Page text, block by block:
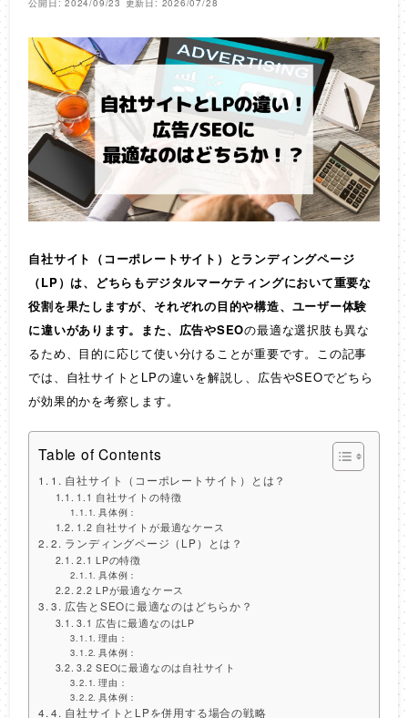
公開日: 2024/09/23 更新日: 2026/07/28
自社サイト（コーポレートサイト）とランディングページ
（LP）は、どちらもデジタルマーケティングにおいて重要な
役割を果たしますが、それぞれの目的や構造、ユーザー体験
に違いがあります。また、広告やSEOの最適な選択肢も異な
るため、目的に応じて使い分けることが重要です。この記事
では、自社サイトとLPの違いを解説し、広告やSEOでどちら
が効果的かを考察します。
Table of Contents
1. 自社サイト（コーポレートサイト）とは？
1.1 自社サイトの特徴
具体例：
1.2 自社サイトが最適なケース
2. ランディングページ（LP）とは？
2.1 LPの特徴
具体例：
2.2 LPが最適なケース
3. 広告とSEOに最適なのはどちらか？
3.1 広告に最適なのはLP
理由：
具体例：
3.2 SEOに最適なのは自社サイト
理由：
具体例：
4. 自社サイトとLPを併用する場合の戦略